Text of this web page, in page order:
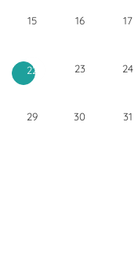
15 16 17
22 23 24
29 30 31